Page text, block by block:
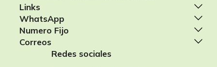
Links
WhatsApp
Numero Fijo
Correos
Redes sociales